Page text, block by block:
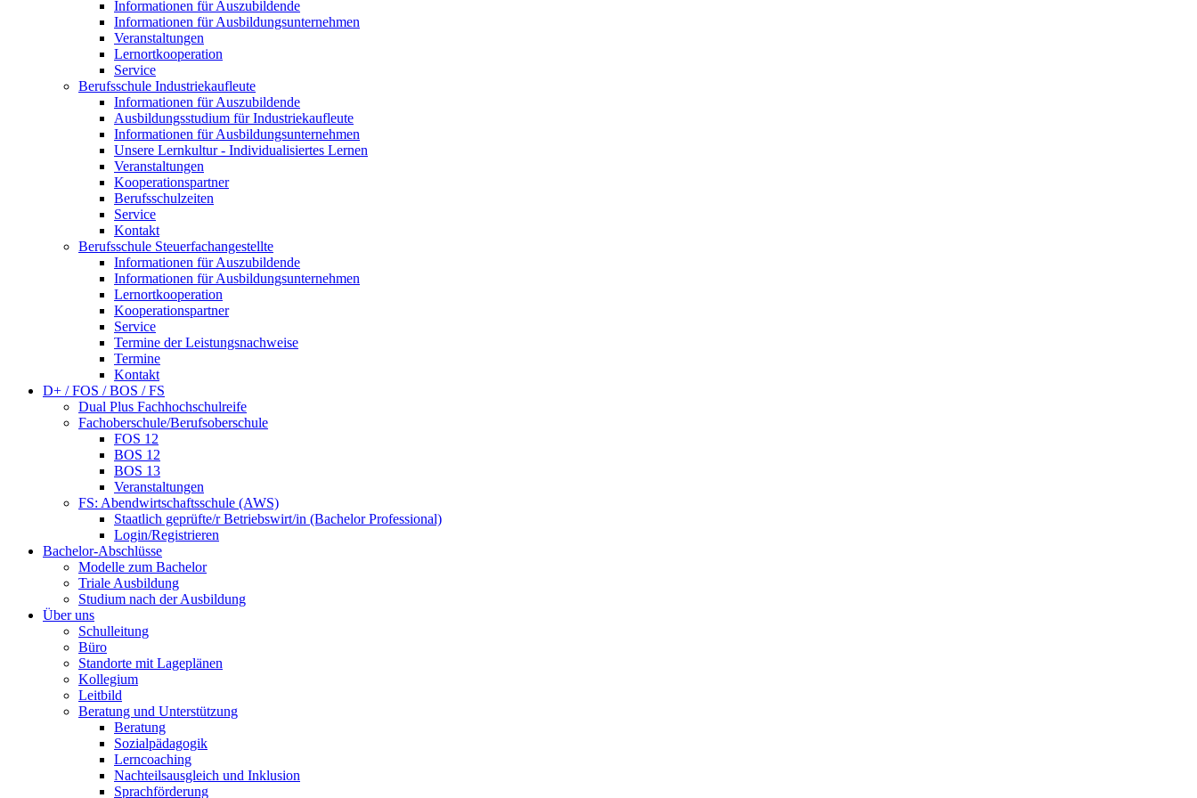
Informationen für Auszubildende
Informationen für Ausbildungsunternehmen
Veranstaltungen
Lernortkooperation
Service
Berufsschule Industriekaufleute
Informationen für Auszubildende
Ausbildungsstudium für Industriekaufleute
Informationen für Ausbildungsunternehmen
Unsere Lernkultur - Individualisiertes Lernen
Veranstaltungen
Kooperationspartner
Berufsschulzeiten
Service
Kontakt
Berufsschule Steuerfachangestellte
Informationen für Auszubildende
Informationen für Ausbildungsunternehmen
Lernortkooperation
Kooperationspartner
Service
Termine der Leistungsnachweise
Termine
Kontakt
D+ / FOS / BOS / FS
Dual Plus Fachhochschulreife
Fachoberschule/Berufsoberschule
FOS 12
BOS 12
BOS 13
Veranstaltungen
FS: Abendwirtschaftsschule (AWS)
Staatlich geprüfte/r Betriebswirt/in (Bachelor Professional)
Login/Registrieren
Bachelor-Abschlüsse
Modelle zum Bachelor
Triale Ausbildung
Studium nach der Ausbildung
Über uns
Schulleitung
Büro
Standorte mit Lageplänen
Kollegium
Leitbild
Beratung und Unterstützung
Beratung
Sozialpädagogik
Lerncoaching
Nachteilsausgleich und Inklusion
Sprachförderung